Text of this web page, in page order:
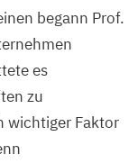
begann Prof.
es
zu
wichtiger Faktor